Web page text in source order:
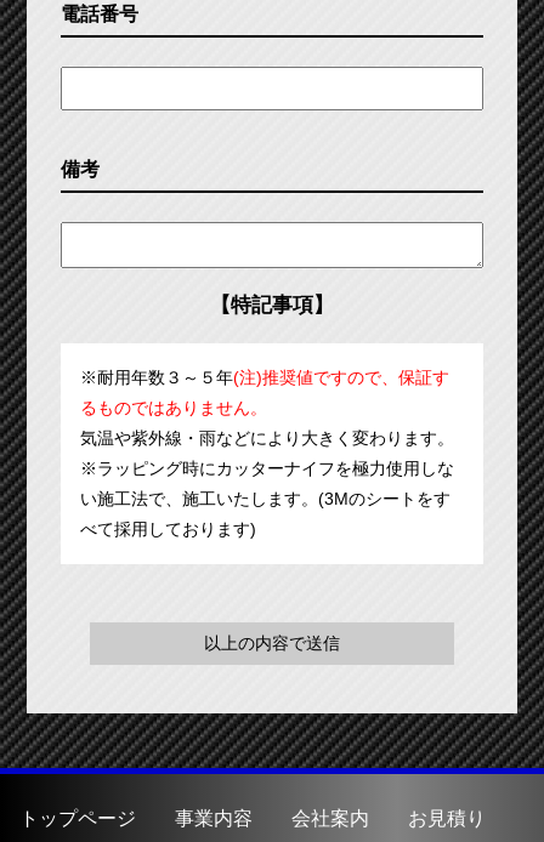
電話番号
備考
【特記事項】
※耐用年数３～５年(注)推奨値ですので、保証す
るものではありません。
気温や紫外線・雨などにより大きく変わります。
※ラッピング時にカッターナイフを極力使用しな
い施工法で、施工いたします。(3Mのシートをす
べて採用しております)
トップページ 事業内容 会社案内 お見積り